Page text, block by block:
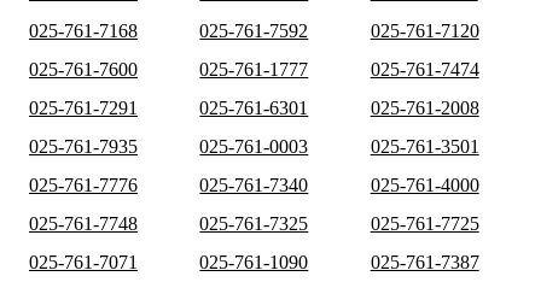
025-761-7168
025-761-7592
025-761-7120
025-761-7600
025-761-1777
025-761-7474
025-761-7291
025-761-6301
025-761-2008
025-761-7935
025-761-0003
025-761-3501
025-761-7776
025-761-7340
025-761-4000
025-761-7748
025-761-7325
025-761-7725
025-761-7071
025-761-1090
025-761-7387